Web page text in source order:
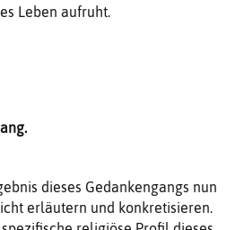
Leben aufruht.
dieses Gedankengangs nun
erläutern und konkretisieren.